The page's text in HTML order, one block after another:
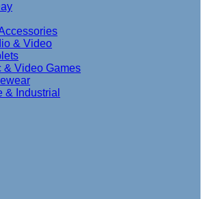
& Video
& Video Games
& Industrial